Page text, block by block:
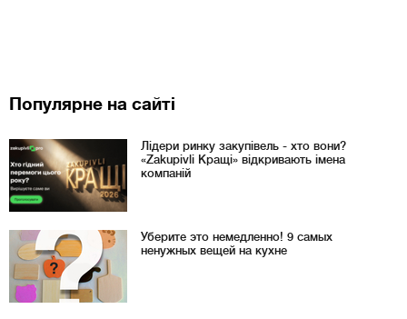
Популярне на сайті
Лідери ринку закупівель - хто вони?
«Zakupivli Кращі» відкривають імена
компаній
Уберите это немедленно! 9 самых
ненужных вещей на кухне